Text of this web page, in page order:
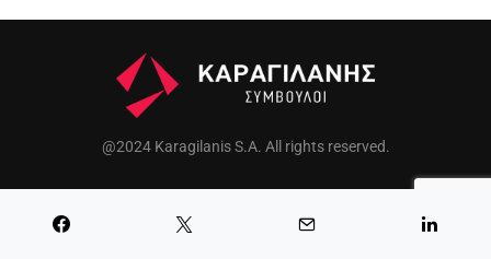
@2024 Karagilanis S.A. All rights reserved.